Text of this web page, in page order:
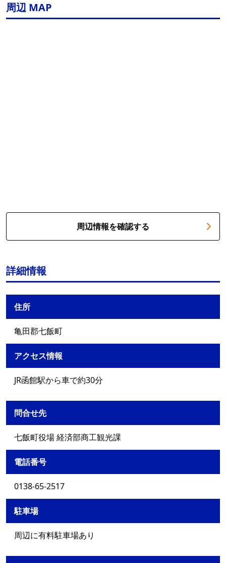
周辺 MAP
周辺情報を確認する
詳細情報
住所
亀田郡七飯町
アクセス情報
JR函館駅から車で約30分
問合せ先
七飯町役場 経済部商工観光課
電話番号
0138-65-2517
駐車場
周辺に有料駐車場あり